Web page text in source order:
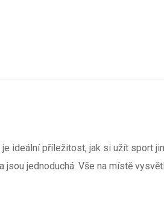
ideální příležitost, jak si užít sport
jednoduchá. Vše na místě